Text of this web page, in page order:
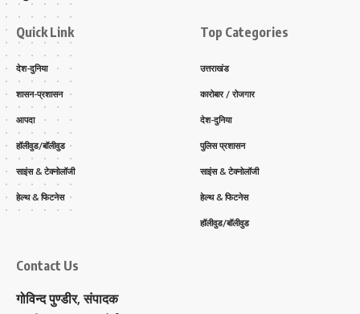
Quick Link
देश-दुनिया
शासन-प्रशासन
आपदा
हॉलीवुड/बॉलीवुड
साइंस & टेक्नोलॉजी
हेल्थ & फिटनेस
Top Categories
उत्तराखंड
कारोबार / रोजगार
देश-दुनिया
पुलिस प्रशासन
साइंस & टेक्नोलॉजी
हेल्थ & फिटनेस
हॉलीवुड/बॉलीवुड
Contact Us
गोविन्द पुण्डीर, संपादक